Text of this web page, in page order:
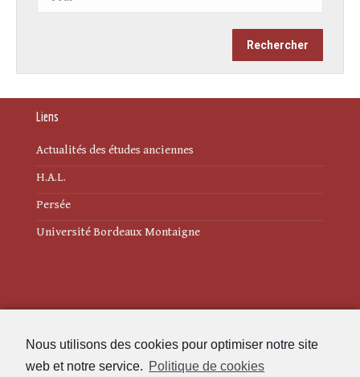
Nous utilisons des cookies pour optimiser notre site
web et notre service. Politique de cookies
Liens
Actualités des études anciennes
H.A.L.
Persée
Université Bordeaux Montaigne
Politique de cookies (UE)